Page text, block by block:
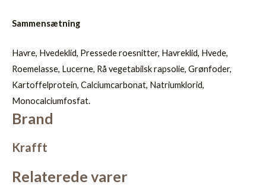
Sammensætning
Havre, Hvedeklid, Pressede roesnitter, Havreklid, Hvede,
Roemelasse, Lucerne, Rå vegetabilsk rapsolie, Grønfoder,
Kartoffelprotein, Calciumcarbonat, Natriumklorid,
Monocalciumfosfat.
Brand
Krafft
Relaterede varer